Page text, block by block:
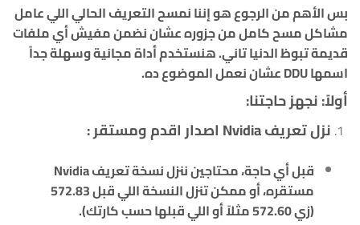
بس الأهم من الرجوع هو إننا نمسح التعريف الحالي اللي عامل
مشاكلمسح كامل من جزورهعشان نضمن مفيش أي ملفات
قديمة تبوظ الدنيا تاني. هنستخدم أداة مجانية وسهلة جداً
اسمها DDU عشان نعمل الموضوع ده.
أولاً: نجهز حاجتنا:
نزل تعريف Nvidia اصدار اقدم ومستقر :
قبل أي حاجة، محتاجين ننزل نسخة تعريف Nvidia
مستقره، أو ممكن تنزل النسخة اللي قبل 572.83
(زي572.60مثلاً أو اللي قبلها حسب كارتك).